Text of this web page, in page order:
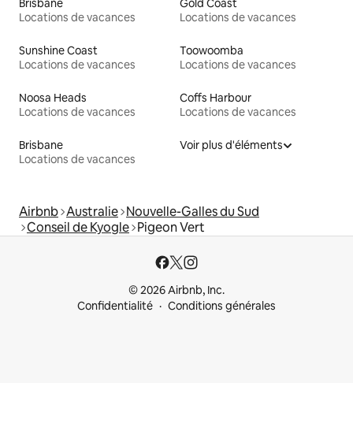
Brisbane
Locations de vacances
Gold Coast
Locations de vacances
Sunshine Coast
Locations de vacances
Toowoomba
Locations de vacances
Noosa Heads
Locations de vacances
Coffs Harbour
Locations de vacances
Brisbane
Locations de vacances
Voir plus d'éléments
Airbnb Australie Nouvelle-Galles du Sud
Conseil de Kyogle Pigeon Vert
© 2026 Airbnb, Inc.
Confidentialité
Conditions générales